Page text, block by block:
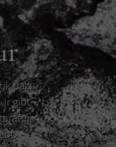
dazu
gibt